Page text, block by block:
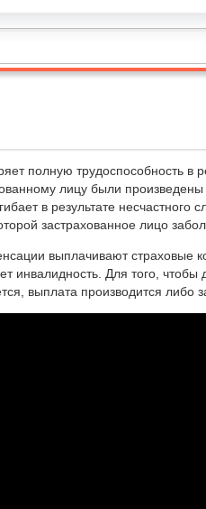
полную трудоспособность в
лицу были
в результате несчастного
застрахованное лицо
выплачивают страховые
инвалидность. Для того, чтобы
выплата производится либо